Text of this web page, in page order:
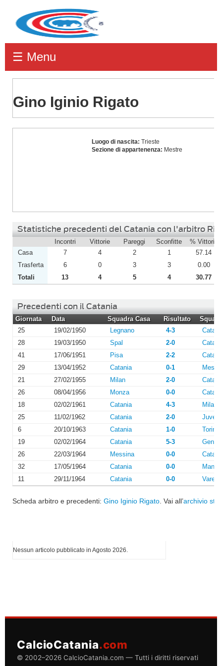
☰ Menu
Gino Iginio Rigato
Iginio
Rigato
Luogo di nascita: Trieste
Sezione di appartenenza: Mestre
Statistiche precedenti del Catania con l'arbitro
Incontri Vittorie Pareggi Sconfitte % Vittorie
Casa
7 4 2 1
57.14
Trasferta
6 0 3 3
0.00
Totali
13 4 5 4 30.77
Precedenti con il Catania
Giornata Data Squadra Casa Risultato
25
19/02/1950 Legnano 4-3
28
19/03/1950 Spal 2-0
41
17/06/1951 Pisa 2-2
29
13/04/1952 Catania 0-1
21
27/02/1955 Milan 2-0
26
08/04/1956 Monza 0-0
18
02/02/1961 Catania 4-3
Milan
25
11/02/1962 Catania 2-0
6
20/10/1963 Catania 1-0
Torino
19
02/02/1964 Catania 5-3
Genoa
26
22/03/1964 Messina 0-0
32
17/05/1964 Catania 0-0
11
29/11/1964 Catania 0-0 Varese
Scheda arbitro e precedenti: Gino Iginio Rigato . Vai all’archivio
Nessun articolo pubblicato in Agosto 2026.
CalcioCatania.com
© 2002–2026 CalcioCatania.com — Tutti i diritti riservati